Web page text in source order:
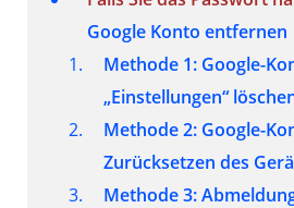
Google Konto entfernen
Methode 1: Google-
„Einstellungen“
Methode 2: Google-
Zurücksetzen des
Methode 3: